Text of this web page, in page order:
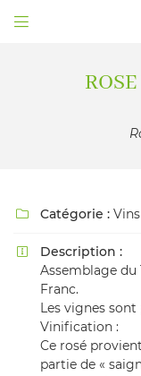

02 54 71 83 58
Adresse email
En cochant cette
commerciales à
à tout moment en
 Catégorie :

Description :
Assemblage du
Franc.
Les vignes
Vinification :
Ce rosé
partie de «